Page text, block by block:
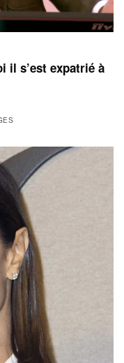
il s’est expatrié à